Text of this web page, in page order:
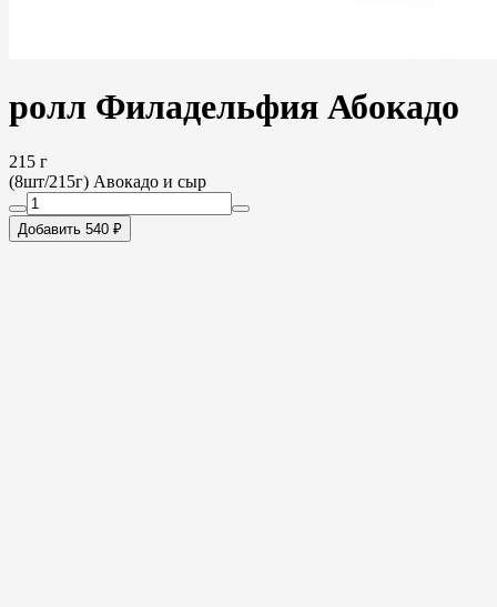
ролл Филадельфия Абокадо
215 г
(8шт/215г) Авокадо и сыр
Добавить 540 ₽